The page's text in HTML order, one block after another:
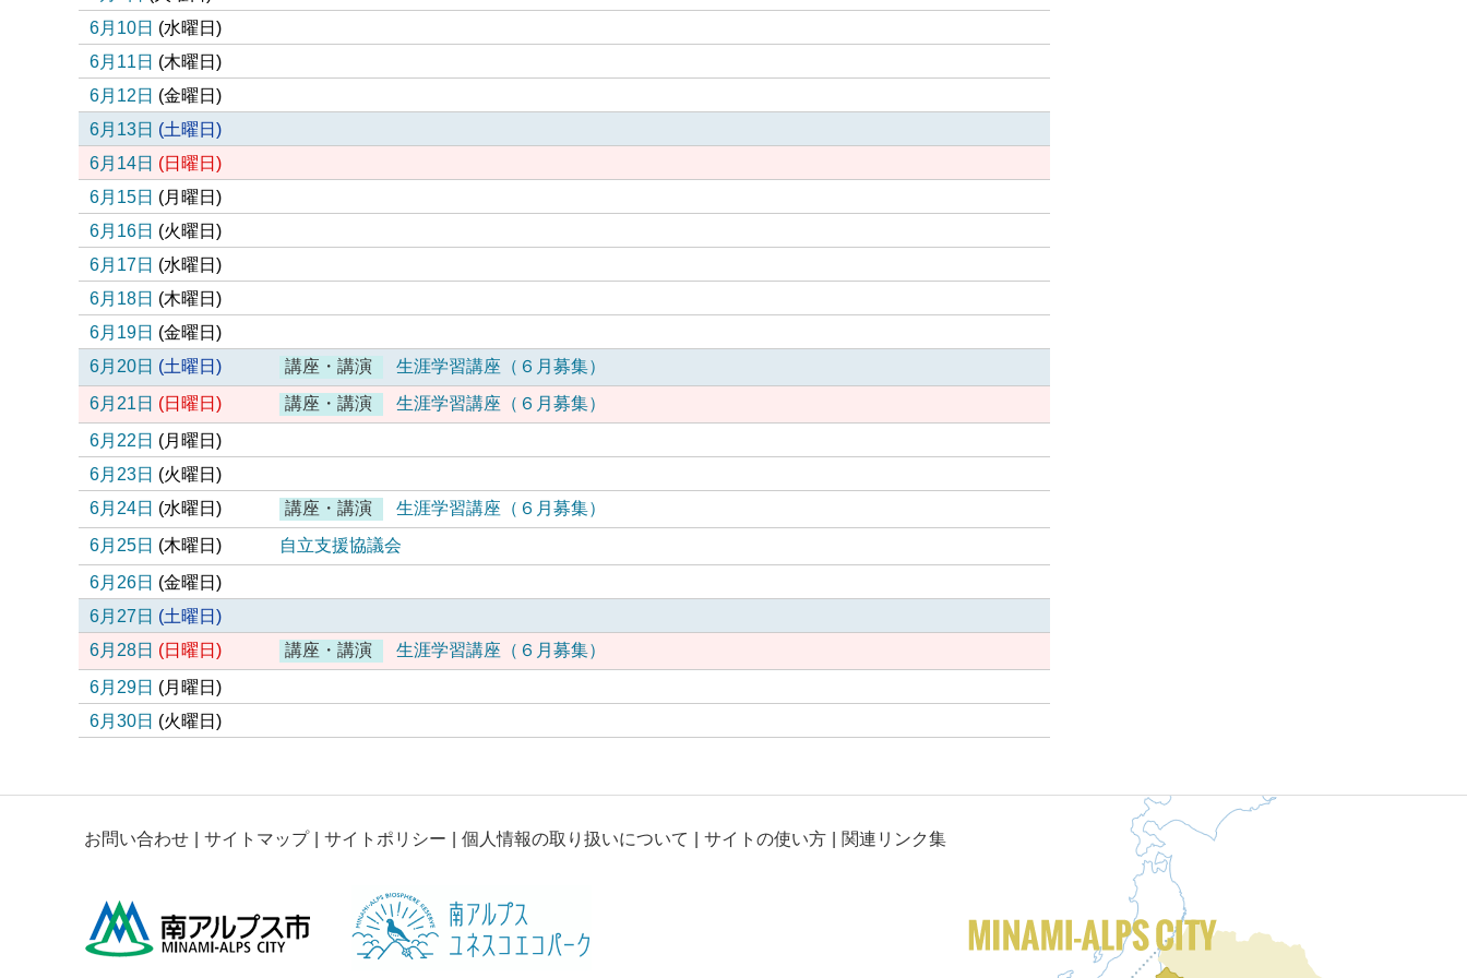
6月10日 (水曜日 )
6月11日 (木曜日 )
6月12日 (金曜日 )
6月13日 (土曜日 )
6月14日 (日 曜日 )
6月15日 (月 曜日 )
6月16日 (火曜日 )
6月17日 (水曜日 )
6月18日 (木曜日 )
6月19日 (金曜日 )
6月20日 (土曜日 ) 講座・講演
生涯学習講座（６月募集）
6月21日 (日 曜日 ) 講座・講演
生涯学習講座（６月募集）
6月22日 (月 曜日 )
6月23日 (火曜日 )
6月24日 (水曜日 ) 講座・講演
生涯学習講座（６月募集）
6月25日 (木曜日 )
自立支援協議会
6月26日 (金曜日 )
6月27日 (土曜日 )
6月28日 (日 曜日 ) 講座・講演
生涯学習講座（６月募集）
6月29日 (月 曜日 )
6月30日 (火曜日 )
お問い合わせ サイトマップ サイトポリシー 個人情報の取り扱いについて サイトの使い方 関連リンク集